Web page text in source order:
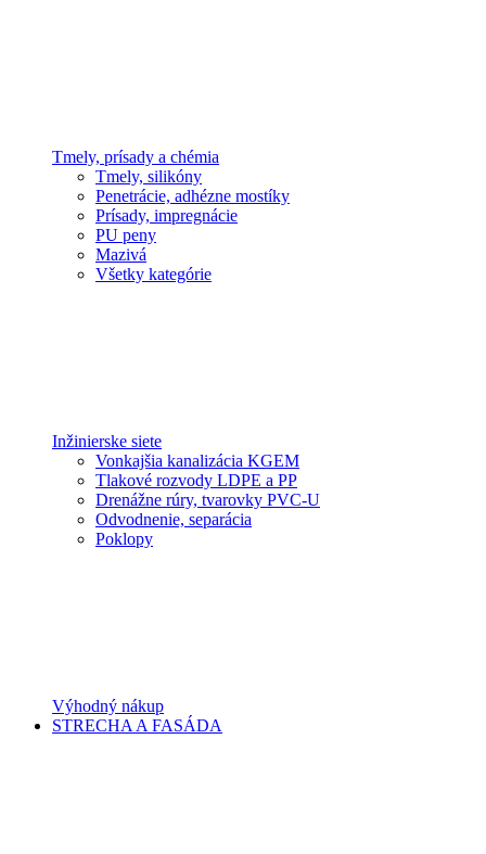
Tmely, prísady a chémia
Tmely, silikóny
Penetrácie, adhézne mostíky
Prísady, impregnácie
PU peny
Mazivá
Všetky kategórie
Inžinierske siete
Vonkajšia kanalizácia KGEM
Tlakové rozvody LDPE a PP
Drenážne rúry, tvarovky PVC-U
Odvodnenie, separácia
Poklopy
Výhodný nákup
STRECHA A FASÁDA